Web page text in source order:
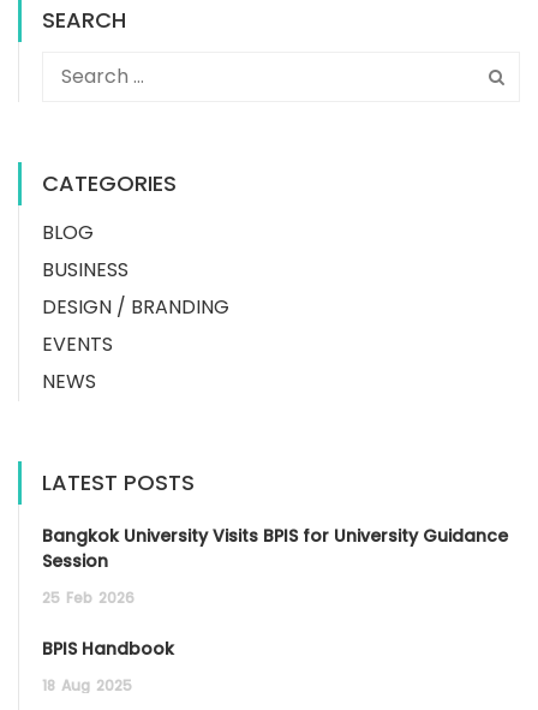
SEARCH
CATEGORIES
BLOG
BUSINESS
DESIGN / BRANDING
EVENTS
NEWS
LATEST POSTS
Bangkok University Visits BPIS for University Guidance
Session
25 Feb 2026
BPIS Handbook
18 Aug 2025